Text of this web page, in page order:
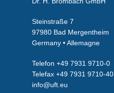
Steinstraße 7
97980 Bad Mergentheim
Germany • Allemagne
Telefon +49 7931 9710-0
Telefax +49 7931 9710-40
info@uft.eu